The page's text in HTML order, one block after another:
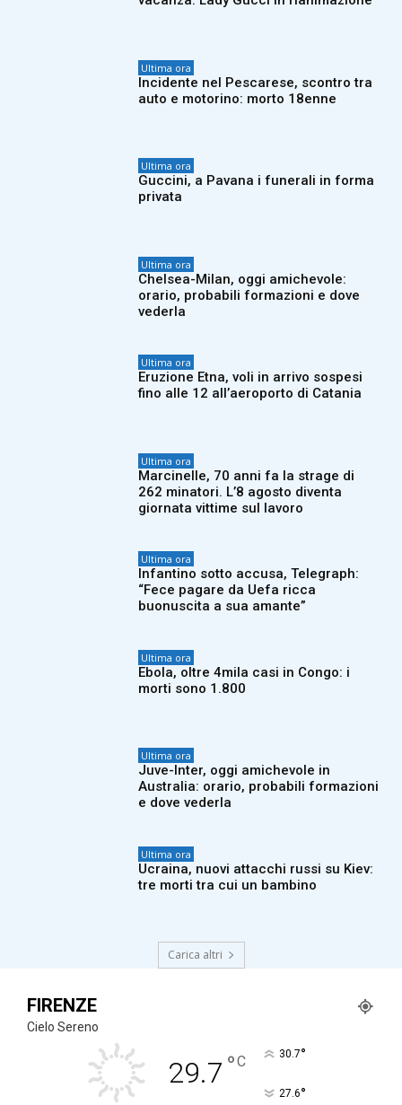
Ultima ora
Incidente nel Pescarese, scontro tra
auto e motorino: morto 18enne
Ultima ora
Guccini, a Pavana i funerali in forma
privata
Ultima ora
Chelsea-Milan, oggi amichevole:
orario, probabili formazioni e dove
vederla
Ultima ora
Eruzione Etna, voli in arrivo sospesi
fino alle 12 all’aeroporto di Catania
Ultima ora
Marcinelle, 70 anni fa la strage di
262 minatori. L’8 agosto diventa
giornata vittime sul lavoro
Ultima ora
Infantino sotto accusa, Telegraph:
“Fece pagare da Uefa ricca
buonuscita a sua amante”
Ultima ora
Ebola, oltre 4mila casi in Congo: i
morti sono 1.800
Ultima ora
Juve-Inter, oggi amichevole in
Australia: orario, probabili formazioni
e dove vederla
Ultima ora
Ucraina, nuovi attacchi russi su Kiev:
tre morti tra cui un bambino
Carica altri
FIRENZE
Cielo Sereno
29.7 °C 30.7°
27.6°